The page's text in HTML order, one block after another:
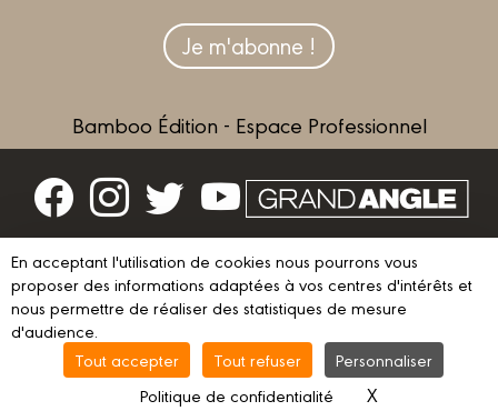
Je m'abonne !
Bamboo Édition - Espace Professionnel
Contactez-nous
Devenir partenaire
© 2023 GRAND ANGLE Mentions légales
Conditions d’utilisation
Vie privée
Gestion des cookies
En acceptant l'utilisation de cookies nous pourrons vous
proposer des informations adaptées à vos centres d'intérêts et
nous permettre de réaliser des statistiques de mesure
d'audience.
Tout accepter
Tout refuser
Personnaliser
Politique de confidentialité
X